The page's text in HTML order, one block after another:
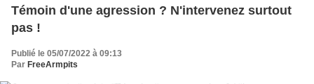
Témoin d'une agression ? N'intervenez surtout
pas !
Publié le 05/07/2022 à 09:13
Par FreeArmpits